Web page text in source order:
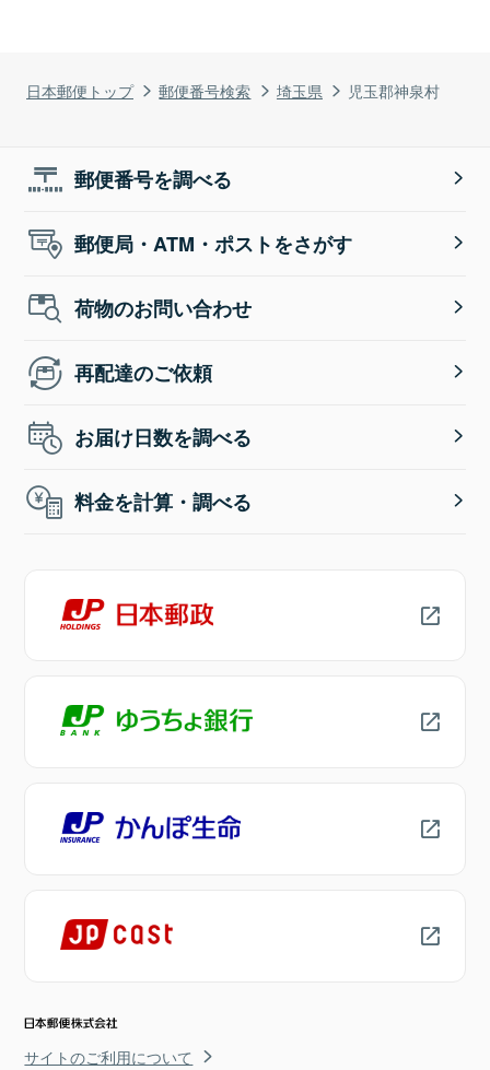
日本郵便トップ 郵便番号検索 埼玉県 児玉郡神泉村
郵便番号を調べる
郵便局・ATM・ポストをさがす
荷物のお問い合わせ
再配達のご依頼
お届け日数を調べる
料金を計算・調べる
サイトのご利用について